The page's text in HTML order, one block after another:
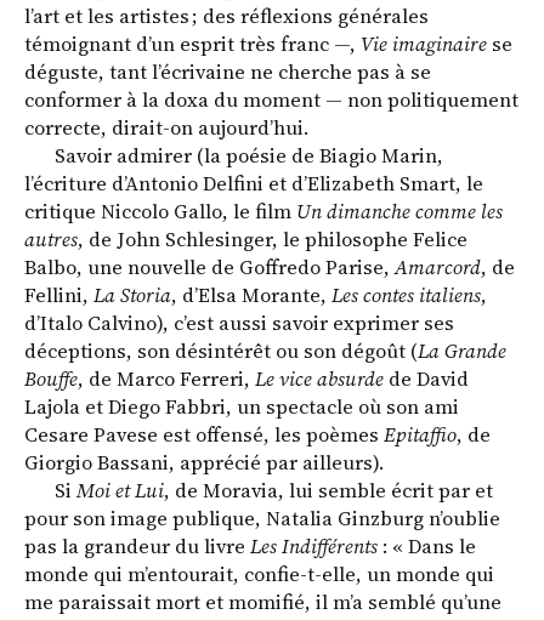
l’art et les artistes ; des réflexions générales
témoignant d’un esprit très franc —, Vie imaginaire se
déguste, tant l’écrivaine ne cherche pas à se
conformer à la doxa du moment — non politiquement
correcte, dirait-on aujourd’hui.
Savoir admirer (la poésie de Biagio Marin,
l’écriture d’Antonio Delfini et d’Elizabeth Smart, le
critique Niccolo Gallo, le film Un dimanche comme les
autres, de John Schlesinger, le philosophe Felice
Balbo, une nouvelle de Goffredo Parise,Amarcord, de
Fellini, La Storia, d’Elsa Morante, Les contes italiens,
d’Italo Calvino), c’est aussi savoir exprimer ses
déceptions, son désintérêt ou son dégoût (La Grande
Bouffe, de Marco Ferreri, Le vice absurde de David
Lajola et Diego Fabbri, un spectacle où son ami
Cesare Pavese est offensé, les poèmes Epitaffio, de
Giorgio Bassani, apprécié par ailleurs).
SiMoi et Lui, de Moravia, lui semble écrit par et
pour son image publique, Natalia Ginzburg n’oublie
pas la grandeur du livre Les Indifférents : « Dans le
monde qui m’entourait, confie-t-elle, un monde qui
me paraissait mort et momifié, il m’a semblé qu’une